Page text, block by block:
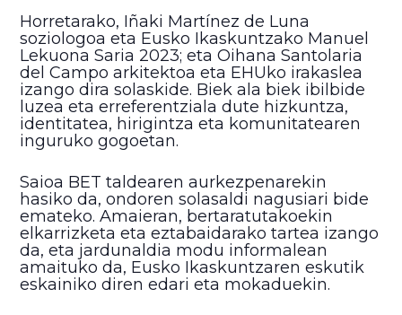
Horretarako, Iñaki Martínez de Luna
soziologoa eta Eusko Ikaskuntzako Manuel
Lekuona Saria 2023; eta Oihana Santolaria
del Campo arkitektoa eta EHUko irakaslea
izango dira solaskide. Biek ala biek ibilbide
luzea eta erreferentziala dute hizkuntza,
identitatea, hirigintza eta komunitatearen
inguruko gogoetan.
Saioa BET taldearen aurkezpenarekin
hasiko da, ondoren solasaldi nagusiari bide
emateko. Amaieran, bertaratutakoekin
elkarrizketa eta eztabaidarako tartea izango
da, eta jardunaldia modu informalean
amaituko da, Eusko Ikaskuntzaren eskutik
eskainiko diren edari eta mokaduekin.